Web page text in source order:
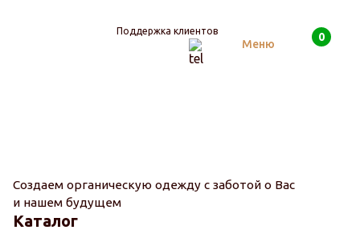
Поддержка клиентов
Меню
Поиск 0
Создаем органическую одежду с заботой о Вас
и нашем будущем
Каталог